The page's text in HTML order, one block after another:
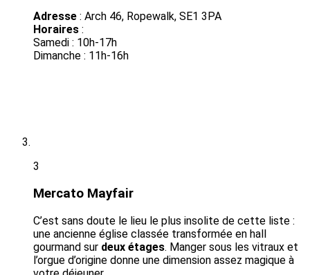
Adresse : Arch 46, Ropewalk, SE1 3PA
Horaires :
Samedi : 10h-17h
Dimanche : 11h-16h
3
Mercato Mayfair
C’est sans doute le lieu le plus insolite de cette liste :
une ancienne église classée transformée en hall
gourmand sur deux étages. Manger sous les vitraux et
l’orgue d’origine donne une dimension assez magique à